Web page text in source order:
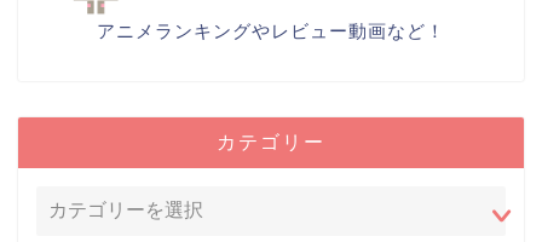
アニメランキングやレビュー動画など！
カテゴリー